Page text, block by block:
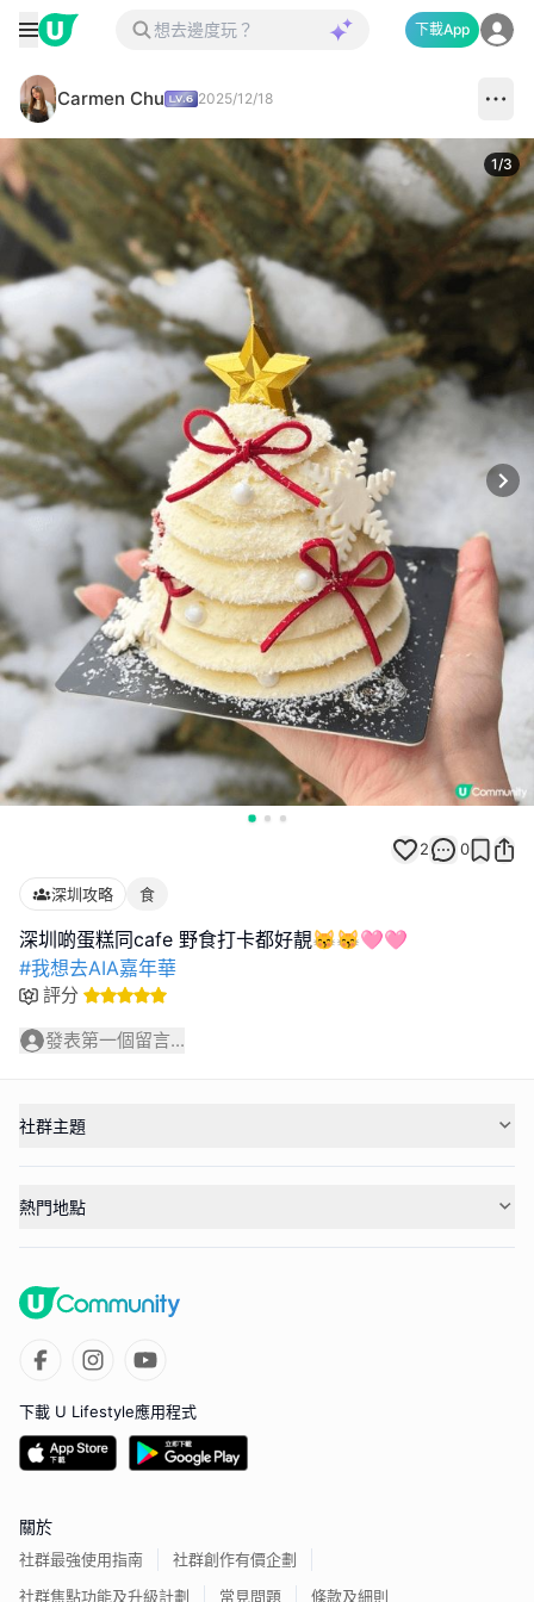
下載App
Carmen Chu 2025/12/18
1/3
2 0
深圳攻略 食
#我想去AIA嘉年華
評分
發表第一個留言...
社群主題
熱門地點
下載 U Lifestyle應用程式
關於
社群最強使用指南
社群創作有價企劃
社群焦點功能及升級計劃
常見問題 條款及細則